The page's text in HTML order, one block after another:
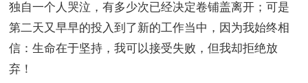
独自一个人哭泣，有多少次已经决定卷铺盖离开；可是
第二天又早早的投入到了新的工作当中，因为我始终相
信：生命在于坚持，我可以接受失败，但我却拒绝放
弃！